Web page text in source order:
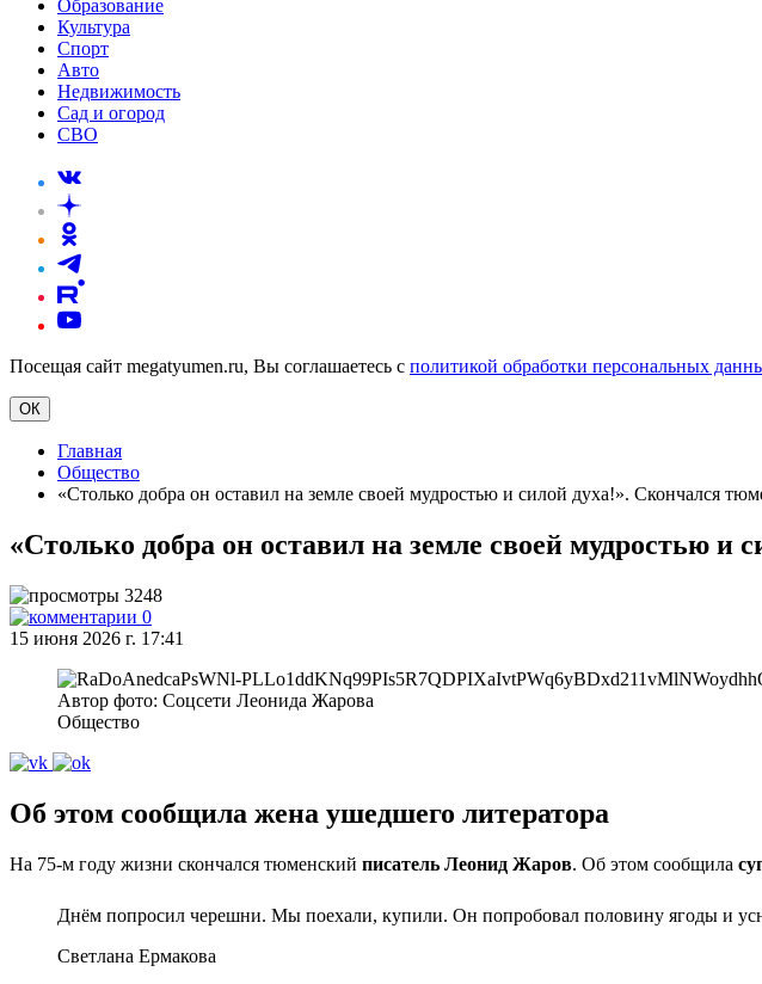
Образование
Культура
Спорт
Авто
Недвижимость
Сад и огород
СВО
Посещая сайт megatyumen.ru, Вы соглашаетесь с политикой обработки персональных
ОК
Главная
Общество
«Столько добра он оставил на земле своей мудростью и силой духа!». Скончался
«Столько добра он оставил на земле своей мудростью
3248
0
15 июня 2026 г. 17:41
Автор фото: Соцсети Леонида Жарова
Общество
Об этом сообщила жена ушедшего литератора
На 75‑м году жизни скончался тюменский писатель Леонид Жаров. Об этом сообщила
Днём попросил черешни. Мы поехали, купили. Он попробовал половину ягоды и
Светлана Ермакова